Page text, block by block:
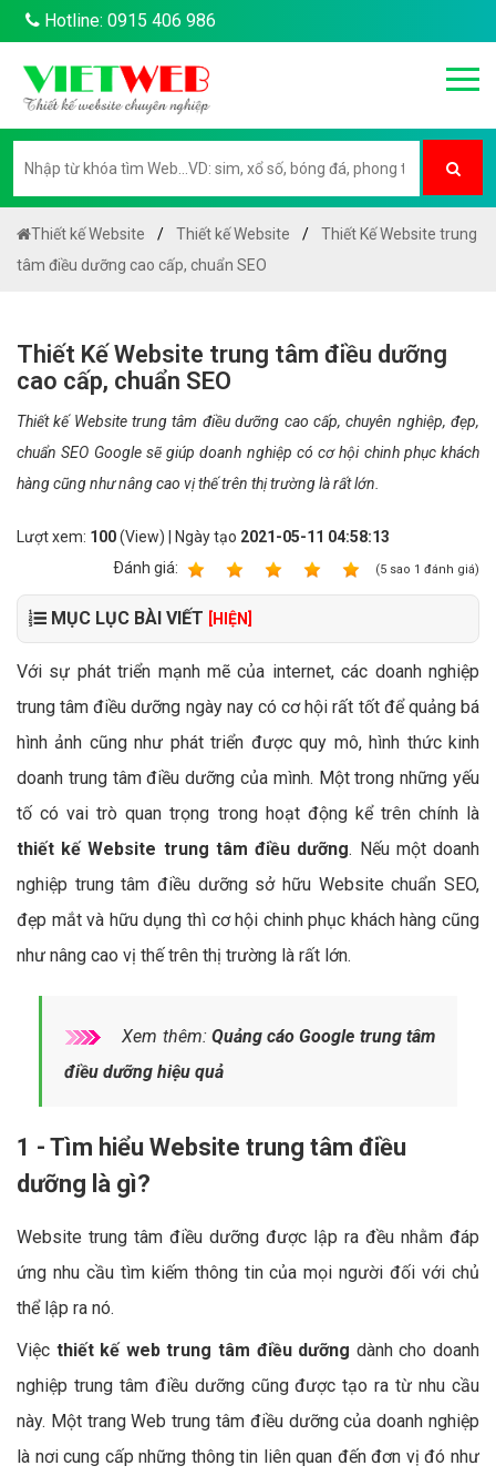
Hotline: 0915 406 986
Thiết kế Website Thiết kế Website
Thiết Kế Website trung
tâm điều dưỡng cao cấp, chuẩn SEO
Thiết Kế Website trung tâm điều dưỡng
cao cấp, chuẩn SEO
Thiết kế Website trung tâm điều dưỡng cao cấp, chuyên nghiệp, đẹp,
chuẩn SEO Google sẽ giúp doanh nghiệp có cơ hội chinh phục khách
hàng cũng như nâng cao vị thế trên thị trường là rất lớn.
Lượt xem: 100(View) | Ngày tạo 2021-05-11 04:58:13
Ðánh giá:
(5 sao 1 đánh giá)
MỤC LỤC BÀI VIẾT [HIỆN]
Với sự phát triển mạnh mẽ của internet, các doanh nghiệp
trung tâm điều dưỡng ngày nay có cơ hội rất tốt để quảng bá
hình ảnh cũng như phát triển được quy mô, hình thức kinh
doanh trung tâm điều dưỡng của mình. Một trong những yếu
tố có vai trò quan trọng trong hoạt động kể trên chính là
thiết kế Website trung tâm điều dưỡng. Nếu một doanh
nghiệp trung tâm điều dưỡng sở hữu Website chuẩn SEO,
đẹp mắt và hữu dụng thì cơ hội chinh phục khách hàng cũng
như nâng cao vị thế trên thị trường là rất lớn.
Xem thêm: Quảng cáo Google trung tâm
điều dưỡng hiệu quả
1 - Tìm hiểu Website trung tâm điều
dưỡng là gì?
Website trung tâm điều dưỡng được lập ra đều nhằm đáp
ứng nhu cầu tìm kiếm thông tin của mọi người đối với chủ
thể lập ra nó.
Việc thiết kế web trung tâm điều dưỡng dành cho doanh
nghiệp trung tâm điều dưỡng cũng được tạo ra từ nhu cầu
này. Một trang Web trung tâm điều dưỡng của doanh nghiệp
là nơi cung cấp những thông tin liên quan đến đơn vị đó như